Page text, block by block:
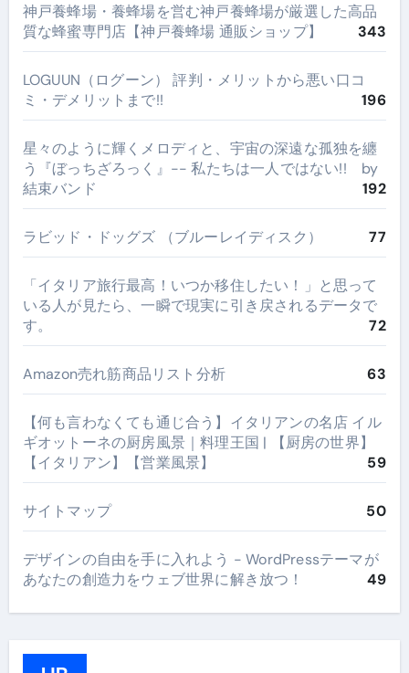
神戸養蜂場・養蜂場を営む神戸養蜂場が厳選した高品
質な蜂蜜専門店【神戸養蜂場 通販ショップ】
343
LOGUUN（ログーン） 評判・メリットから悪い口コ
ミ・デメリットまで!!
196
星々のように輝くメロディと、宇宙の深遠な孤独を纏
う『ぼっちざろっく』-- 私たちは一人ではない!! by
結束バンド
192
ラビッド・ドッグズ （ブルーレイディスク） 77
​「イタリア旅行最高！いつか移住したい！」と思って
いる人が見たら、一瞬で現実に引き戻されるデータで
す。
72
Amazon売れ筋商品リスト分析 63
【何も言わなくても通じ合う】イタリアンの名店 イル
ギオットーネの厨房風景｜料理王国 | 【厨房の世界】
【イタリアン】【営業風景】
59
サイトマップ 50
デザインの自由を手に入れよう - WordPressテーマが
あなたの創造力をウェブ世界に解き放つ！
49